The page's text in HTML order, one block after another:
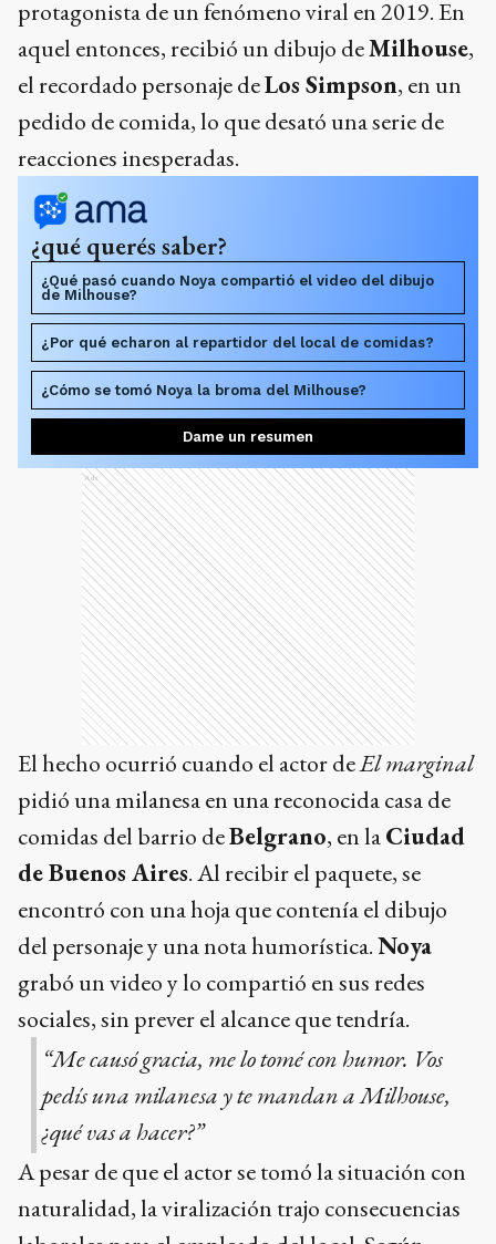
protagonista de un fenómeno viral en 2019. En
aquel entonces, recibió un dibujo deMilhouse,
el recordado personaje deLos Simpson, en un
pedido de comida, lo que desató una serie de
reacciones inesperadas.
¿qué querés saber?
¿Qué pasó cuando Noya compartió el video del dibujo
de Milhouse?
¿Por qué echaron al repartidor del local de comidas?
¿Cómo se tomó Noya la broma del Milhouse?
Dame un resumen
Ads
El hecho ocurrió cuando el actor deEl marginal
pidió una milanesa en una reconocida casa de
comidas del barrio deBelgrano, en laCiudad
de Buenos Aires. Al recibir el paquete, se
encontró con una hoja que contenía el dibujo
del personaje y una nota humorística.Noya
grabó un video y lo compartió en sus redes
sociales, sin prever el alcance que tendría.
“Me causó gracia, me lo tomé con humor. Vos
pedís una milanesa y te mandan a Milhouse,
¿qué vas a hacer?”
A pesar de que el actor se tomó la situación con
naturalidad, la viralización trajo consecuencias